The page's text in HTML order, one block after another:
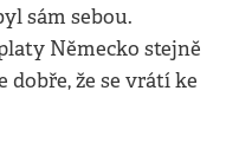
sám sebou.
Německo stejně
že se vrátí ke